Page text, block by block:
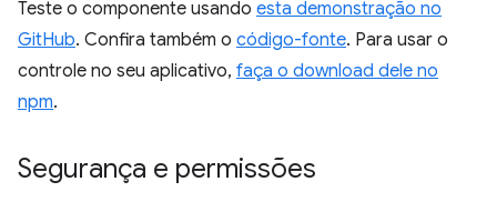
Teste o componente usando esta demonstração no
GitHub. Confira também o código-fonte. Para usar o
controle no seu aplicativo, faça o download dele no
npm.
Segurança e permissões